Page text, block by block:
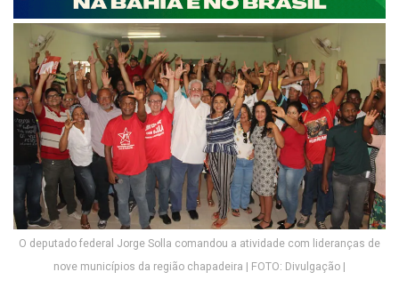
O deputado federal Jorge Solla comandou a atividade com lideranças de
nove municípios da região chapadeira | FOTO: Divulgação |